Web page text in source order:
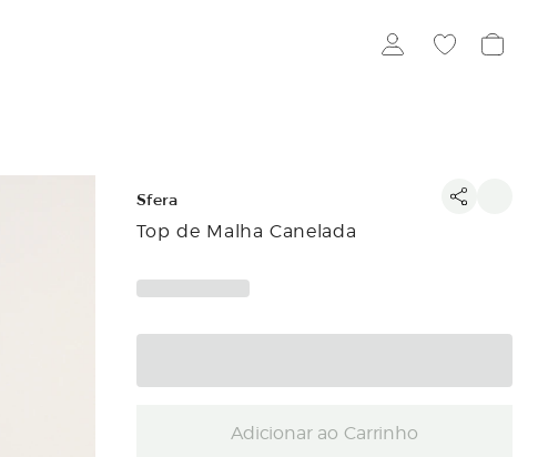
Sfera
Top de Malha Canelada
Adicionar ao Carrinho